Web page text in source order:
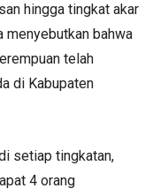
hingga tingkat akar
menyebutkan bahwa
telah
di Kabupaten
setiap tingkatan,
4 orang